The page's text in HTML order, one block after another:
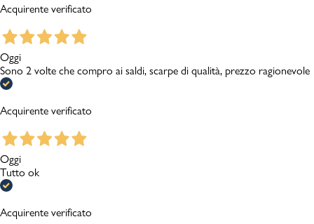
Acquirente verificato
Oggi
Sono 2 volte che compro ai saldi, scarpe di qualità, prezzo ragionevole
Acquirente verificato
Oggi
Tutto ok
Acquirente verificato